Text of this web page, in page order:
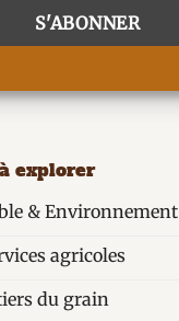
explorer
& Environnement
agricoles
du grain